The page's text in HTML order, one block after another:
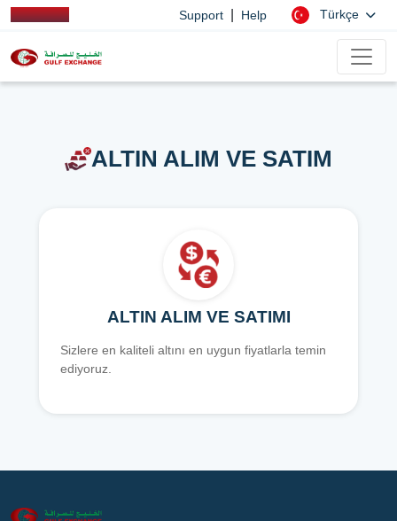
Support Help Türkçe
ALTIN ALIM VE SATIM
ALTIN ALIM VE SATIMI
Sizlere en kaliteli altını en uygun fiyatlarla temin
ediyoruz.